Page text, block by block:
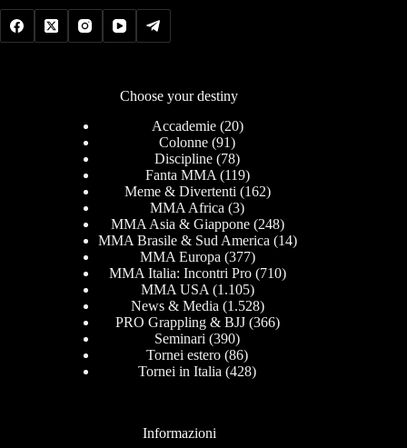
Choose your destiny
Accademie(20)
Colonne (91)
Discipline (78)
Fanta MMA (119)
Meme & Divertenti (162)
MMA Africa (3)
MMA Asia & Giappone(248)
MMA Brasile & Sud America (14)
MMA Europa (377)
MMA Italia: Incontri Pro(710)
MMA USA (1.105)
News & Media (1.528)
PRO Grappling & BJJ(366)
Seminari (390)
Tornei estero (86)
Tornei in Italia (428)
Informazioni